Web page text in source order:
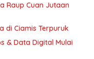
Raup Cuan Jutaan
di Ciamis Terpuruk
& Data Digital Mulai